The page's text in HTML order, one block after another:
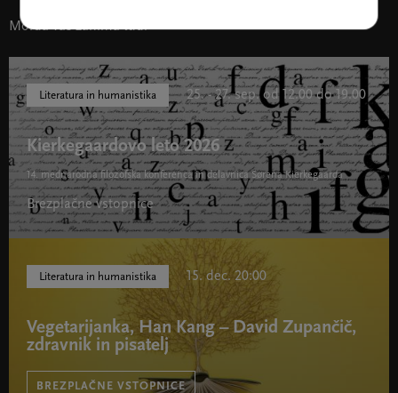
Morda vas zanima tudi
Literatura in humanistika 25. - 27. sep. od 12.00 do 19.00
Kierkegaardovo leto 2026
14. mednarodna filozofska konferenca in delavnica Sørena Kierkegaarda
Brezplačne vstopnice
Literatura in humanistika 15. dec. 20:00
Vegetarijanka, Han Kang – David Zupančič,
zdravnik in pisatelj
BREZPLAČNE VSTOPNICE